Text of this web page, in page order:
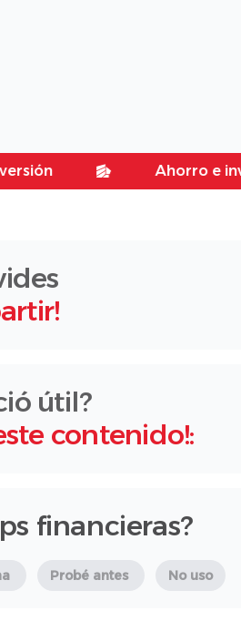
Ahorro e inversión
útil?
contenido!:
financieras?
Probé antes No uso